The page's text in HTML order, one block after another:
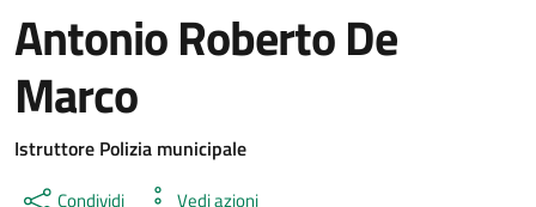
Antonio Roberto De
Marco
Istruttore Polizia municipale
Condividi Vedi azioni